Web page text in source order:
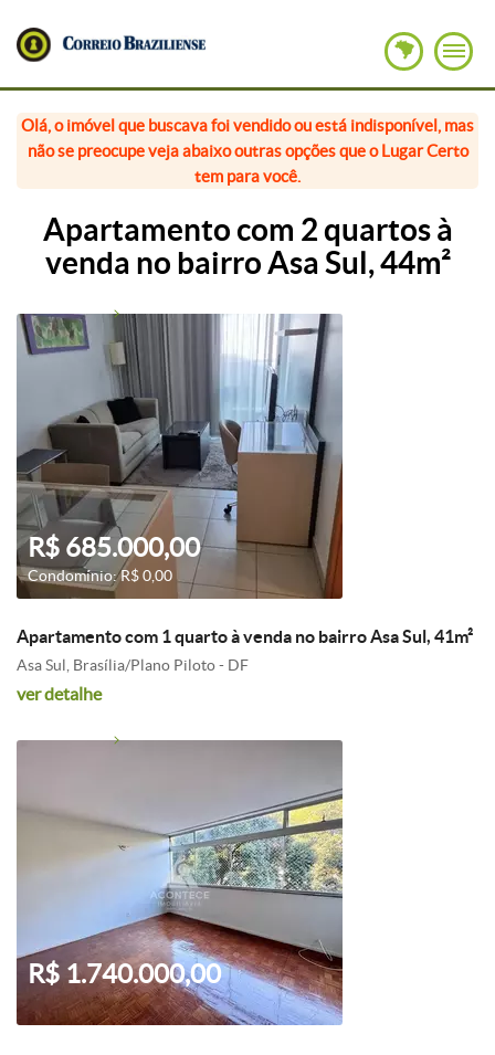
Olá, o imóvel que buscava foi vendido ou está indisponível, mas
não se preocupe veja abaixo outras opções que o Lugar Certo
tem para você.
Apartamento com 2 quartos à
venda no bairro Asa Sul, 44m²
R$ 685.000,00
Condomínio: R$ 0,00
Apartamento com 1 quarto à venda no bairro Asa Sul, 41m²
Asa Sul, Brasília/Plano Piloto - DF
ver detalhe
R$ 1.740.000,00